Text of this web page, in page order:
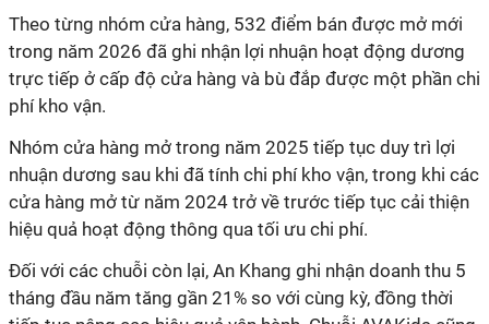
Theo từng nhóm cửa hàng, 532 điểm bán được mở mới
trong năm 2026 đã ghi nhận lợi nhuận hoạt động dương
trực tiếp ở cấp độ cửa hàng và bù đắp được một phần chi
phí kho vận.
Nhóm cửa hàng mở trong năm 2025 tiếp tục duy trì lợi
nhuận dương sau khi đã tính chi phí kho vận, trong khi các
cửa hàng mở từ năm 2024 trở về trước tiếp tục cải thiện
hiệu quả hoạt động thông qua tối ưu chi phí.
Đối với các chuỗi còn lại, An Khang ghi nhận doanh thu 5
tháng đầu năm tăng gần 21% so với cùng kỳ, đồng thời